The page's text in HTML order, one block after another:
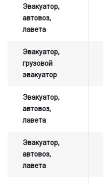
Эвакуатор,
автовоз,
лавета
Эвакуатор,
грузовой
эвакуатор
Эвакуатор,
автовоз,
лавета
Эвакуатор,
автовоз,
лавета